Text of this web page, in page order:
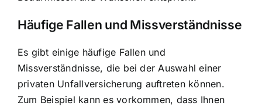
Häufige Fallen und Missverständnisse
Es gibt einige häufige Fallen und
Missverständnisse, die bei der Auswahl einer
privaten Unfallversicherung auftreten können.
Zum Beispiel kann es vorkommen, dass Ihnen